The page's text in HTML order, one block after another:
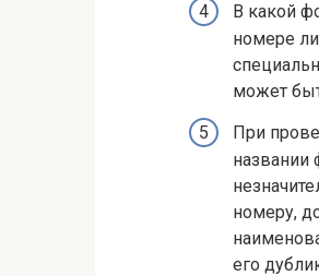
В какой
номере
может
При
названии
номеру,
его